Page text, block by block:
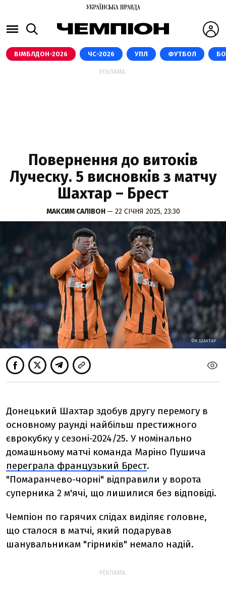
ВІМБЛДОН-2026 ЧС-2026 УПЛ ФУТБОЛ
РЕКЛАМА:
Повернення до витоків
Луческу. 5 висновків з матчу
Шахтар – Брест
МАКСИМ САЛІВОН — 22 СІЧНЯ 2025, 23:30
ФК ШАХТАР
Донецький Шахтар здобув другу перемогу в
основному раунді найбільш престижного
єврокубку у сезоні-2024/25. У номінально
домашньому матчі команда Маріно Пушича
переграла французький Брест.
"Помаранчево-чорні" відправили у ворота
суперника 2 м'ячі, що лишилися без відповіді.
Чемпіон по гарячих слідах виділяє головне,
що сталося в матчі, який подарував
шанувальникам "гірників" немало надій.
РЕКЛАМА: